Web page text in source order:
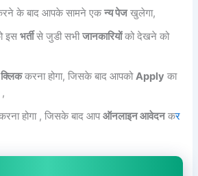
के बाद आपके सामने एकन्य पेजखुलेगा,
इसभर्तीसे जुडी सभीजानकारियोंको देखने को
क्लिककरना होगा, जिसके बाद आपकोApply का
होगा , जिसके बाद आपऑनलाइन आवेदनकर